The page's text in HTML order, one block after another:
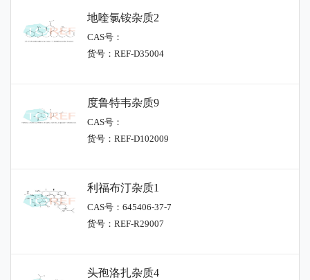
地喹氯铵杂质2
CAS号：
货号：REF-D35004
度鲁特韦杂质9
CAS号：
货号：REF-D102009
利福布汀杂质1
CAS号：645406-37-7
货号：REF-R29007
头孢洛扎杂质4